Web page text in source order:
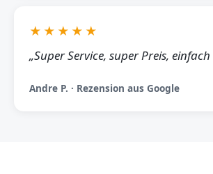
★★★★★
„Super Service, super Preis,
Andre P. · Rezension aus Google